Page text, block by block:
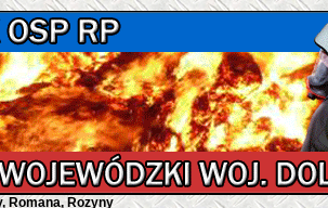
Romana, Rozyny